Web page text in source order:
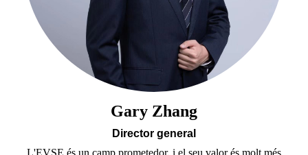
Gary Zhang
Director general
L'EVSE és un camp prometedor, i el seu valor és molt més